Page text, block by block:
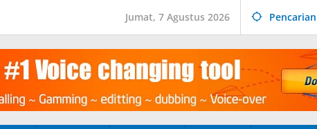
Jumat, 7 Agustus 2026 Pencarian